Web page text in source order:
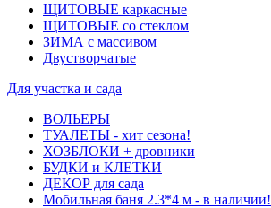
ЩИТОВЫЕ каркасные
ЩИТОВЫЕ со стеклом
ЗИМА с массивом
Двустворчатые
Для участка и сада
ВОЛЬЕРЫ
ТУАЛЕТЫ - хит сезона!
ХОЗБЛОКИ + дровники
БУДКИ и КЛЕТКИ
ДЕКОР для сада
Мобильная баня 2.3*4 м - в наличии!